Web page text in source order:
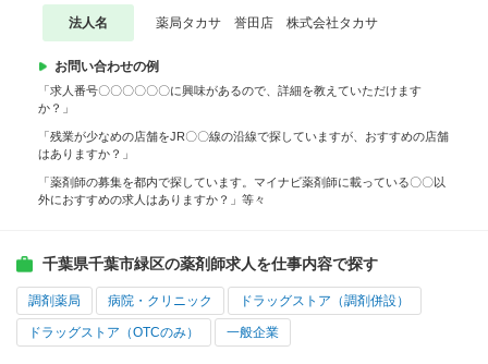
法人名 薬局タカサ 誉田店 株式会社タカサ
お問い合わせの例
「求人番号〇〇〇〇〇〇に興味があるので、詳細を教えていただけます
か？」
「残業が少なめの店舗をJR〇〇線の沿線で探していますが、おすすめの店舗
はありますか？」
「薬剤師の募集を都内で探しています。マイナビ薬剤師に載っている〇〇以
外におすすめの求人はありますか？」等々
千葉県千葉市緑区の薬剤師求人を仕事内容で探す
調剤薬局 病院・クリニック ドラッグストア（調剤併設）
ドラッグストア（OTCのみ） 一般企業